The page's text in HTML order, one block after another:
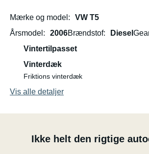
Mærke og model
VW T5
Årsmodel
2006Brændstof Diesel
Vintertilpasset
Vinterdæk
Friktions vinterdæk
Vis alle detaljer
Ikke helt den rigtige